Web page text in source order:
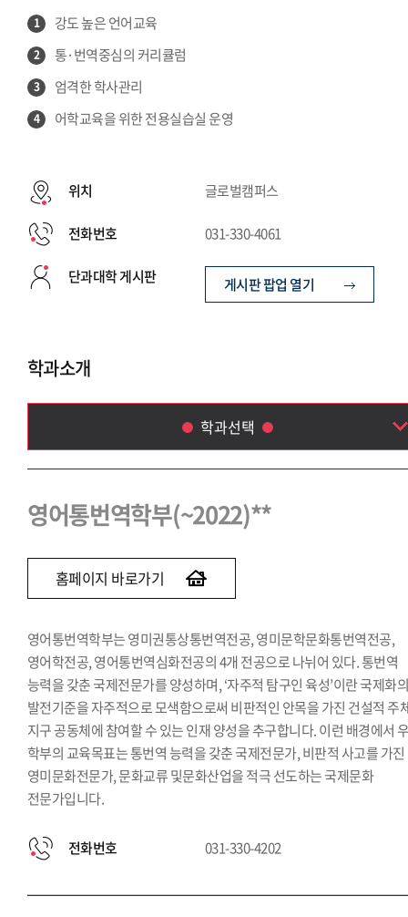
1 강도 높은 언어교육
2 통·번역중심의 커리큘럼
3 엄격한 학사관리
4 어학교육을 위한 전용실습실 운영
위치 글로벌캠퍼스
전화번호 031-330-4061
단과대학 게시판 게시판 팝업 열기
학과소개
학과선택
영어통번역학부(~2022)
스페인어통번역학과(~2023)
중국어통번역학과(~2022)
일본어통번역학과(~2022)
말레이·인도네시아어통번역학과(~2023)
태국어통번역학과(~2022)
영어통번역학부(~2022)**
홈페이지 바로가기
영어통번역학부는 영미권통상통번역전공, 영미문학문화통번역전공,
영어학전공, 영어통번역심화전공의 4개 전공으로 나뉘어 있다. 통번역
능력을 갖춘 국제전문가를 양성하며, ‘자주적 탐구인 육성’이란 국제화
발전기준을 자주적으로 모색함으로써 비판적인 안목을 가진 건설적 주
지구 공동체에 참여할 수 있는 인재 양성을 추구합니다. 이런 배경에서
학부의 교육목표는 통번역 능력을 갖춘 국제전문가, 비판적 사고를 가진
영미문화전문가, 문화교류 및문화산업을 적극 선도하는 국제문화
전문가입니다.
전화번호 031-330-4202